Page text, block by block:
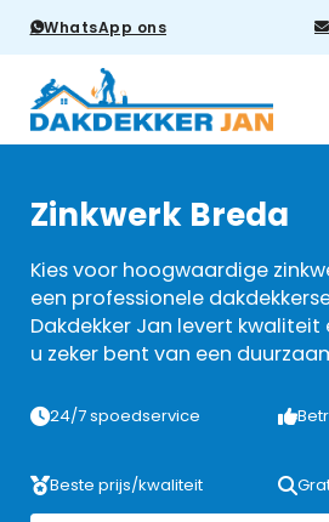
WhatsApp ons
Zinkwerk Breda
Kies voor hoogwaardige
een professionele
Dakdekker Jan levert
u zeker bent van een
24/7 spoedservice
Beste prijs/kwaliteit